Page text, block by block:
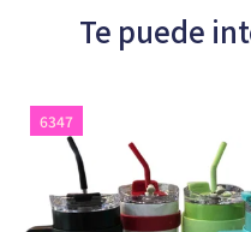
Te puede
6347